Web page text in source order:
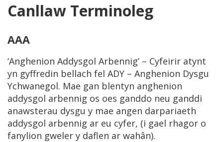
Canllaw Terminoleg
AAA
‘Anghenion Addysgol Arbennig’ – Cyfeirir atynt
yn gyffredin bellach fel ADY – Anghenion Dysgu
Ychwanegol. Mae gan blentyn anghenion
addysgol arbennig os oes ganddo neu ganddi
anawsterau dysgu y mae angen darpariaeth
addysgol arbennig ar eu cyfer, (i gael rhagor o
fanylion gweler y daflen ar wahân).